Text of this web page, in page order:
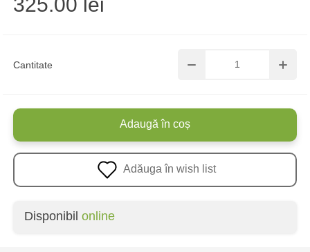
Cantitate
Adaugă în coș
Adăuga în wish list
Disponibil online